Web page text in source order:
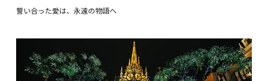
誓い合った愛は、永遠の物語へ